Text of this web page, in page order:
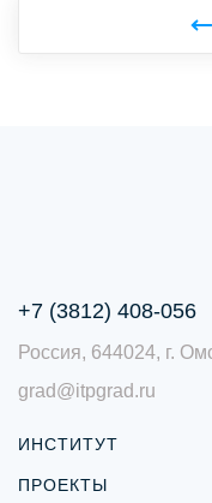
+7 (3812) 408-056
Россия, 644024, г.
grad@itpgrad.ru
ИНСТИТУТ
ПРОЕКТЫ